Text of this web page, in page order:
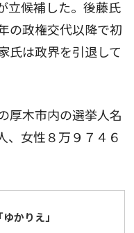
立候補した。後藤氏
の政権交代以降で初
氏は政界を引退して
厚木市内の選挙人名
、女性８万９７４６
かりえ」